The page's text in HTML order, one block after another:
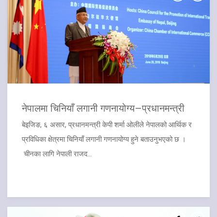
​नेपालमा चिनियाँ लगानी गणनायोग्य–प्रधानमन्त्री
बेइजिङ, ६ असार, प्रधानमन्त्री केपी शर्मा ओलीले नेपालको आर्थिक र
प्रविधिका क्षेत्रमा चिनियाँ लगानी गणनायोग्य हुने बताउनुभएको छ ।
चीनका लागि नेपाली राजद...